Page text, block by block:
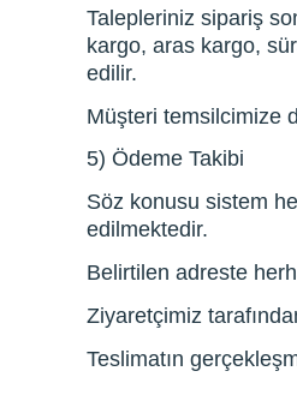
Talepleriniz sipariş
kargo, aras kargo,
edilir.
Müşteri temsilcimize
5) Ödeme Takibi
Söz konusu sistem
edilmektedir.
Belirtilen adreste
Ziyaretçimiz
Teslimatın